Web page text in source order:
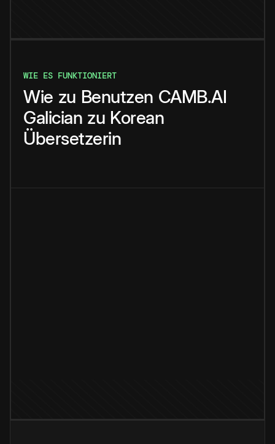
WIE ES FUNKTIONIERT
Wie zu Benutzen CAMB.AI
Galician zu Korean
Übersetzerin